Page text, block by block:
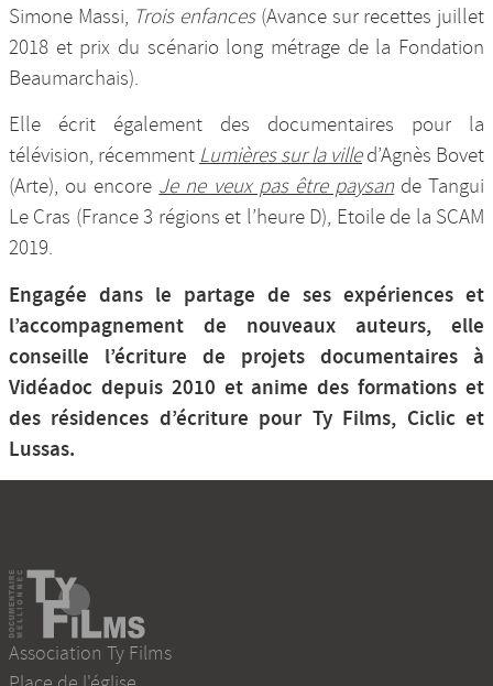
Simone Massi, Trois enfances(Avance sur recettes juillet
2018 et prix du scénario long métrage de la Fondation
Beaumarchais).
Elle écrit également des documentaires pour la
télévision, récemment Lumières sur la villed’Agnès Bovet
(Arte), ou encore Je ne veux pas être paysande Tangui
Le Cras (France 3 régions et l’heure D), Etoile de la SCAM
2019.
Engagée dans le partage de ses expériences et
l’accompagnement de nouveaux auteurs, elle
conseille l’écriture de projets documentaires à
Vidéadoc depuis 2010 et anime des formations et
des résidences d’écriture pour Ty Films, Ciclic et
Lussas.
Association Ty Films